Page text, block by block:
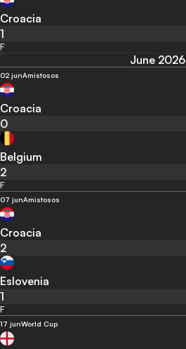
Croacia
1
F
June 2026
02 junAmistosos
Croacia
0
Belgium
2
F
07 junAmistosos
Croacia
2
Eslovenia
1
F
17 junWorld Cup